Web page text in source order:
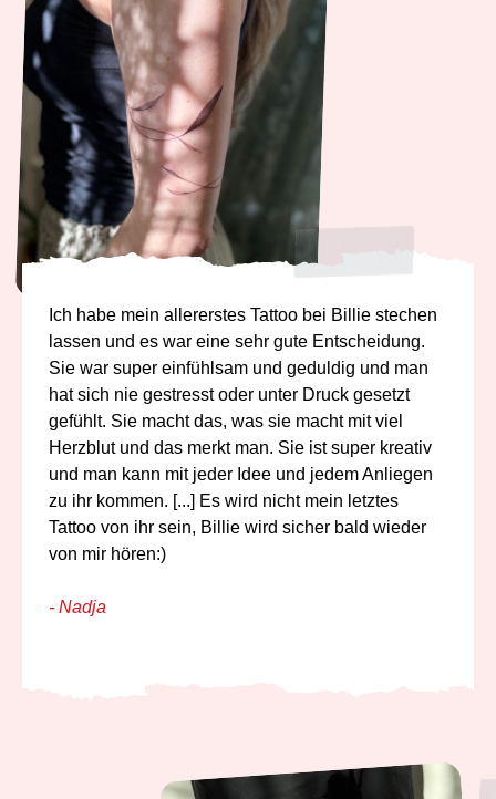
Ich habe mein allererstes Tattoo bei Billie stechen
lassen und es war eine sehr gute Entscheidung.
Sie war super einfühlsam und geduldig und man
hat sich nie gestresst oder unter Druck gesetzt
gefühlt. Sie macht das, was sie macht mit viel
Herzblut und das merkt man. Sie ist super kreativ
und man kann mit jeder Idee und jedem Anliegen
zu ihr kommen. [...] Es wird nicht mein letztes
Tattoo von ihr sein, Billie wird sicher bald wieder
von mir hören:)
- Nadja